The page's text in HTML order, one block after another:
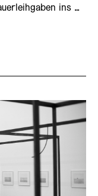
ins …